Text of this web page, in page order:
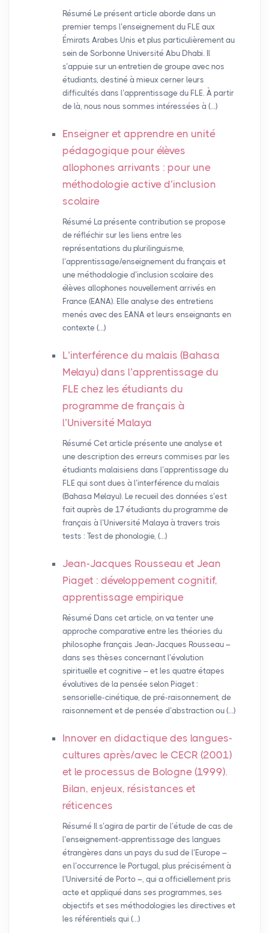
Résumé Le présent article aborde dans un
premier temps l’enseignement du FLE aux
Émirats Arabes Unis et plus particulièrement au
sein de Sorbonne Université Abu Dhabi. Il
s’appuie sur un entretien de groupe avec nos
étudiants, destiné à mieux cerner leurs
difficultés dans l’apprentissage du FLE. À partir
de là, nous nous sommes intéressées à (…)
Enseigner et apprendre en unité
pédagogique pour élèves
allophones arrivants : pour une
méthodologie active d’inclusion
scolaire
Résumé La présente contribution se propose
de réfléchir sur les liens entre les
représentations du plurilinguisme,
l’apprentissage/enseignement du français et
une méthodologie d’inclusion scolaire des
élèves allophones nouvellement arrivés en
France (EANA). Elle analyse des entretiens
menés avec des EANA et leurs enseignants en
contexte (…)
L’interférence du malais (Bahasa
Melayu) dans l’apprentissage du
FLE chez les étudiants du
programme de français à
l’Université Malaya
Résumé Cet article présente une analyse et
une description des erreurs commises par les
étudiants malaisiens dans l’apprentissage du
FLE qui sont dues à l’interférence du malais
(Bahasa Melayu). Le recueil des données s’est
fait auprès de 17 étudiants du programme de
français à l’Université Malaya à travers trois
tests : Test de phonologie, (…)
Jean-Jacques Rousseau et Jean
Piaget : développement cognitif,
apprentissage empirique
Résumé Dans cet article, on va tenter une
approche comparative entre les théories du
philosophe français Jean-Jacques Rousseau –
dans ses thèses concernant l’évolution
spirituelle et cognitive – et les quatre étapes
évolutives de la pensée selon Piaget :
sensorielle-cinétique, de pré-raisonnement, de
raisonnement et de pensée d’abstraction ou (…)
Innover en didactique des langues-
cultures après/avec le CECR (2001)
et le processus de Bologne (1999).
Bilan, enjeux, résistances et
réticences
Résumé Il s’agira de partir de l’étude de cas de
l’enseignement-apprentissage des langues
étrangères dans un pays du sud de l’Europe –
en l’occurrence le Portugal, plus précisément à
l’Université de Porto –, qui a officiellement pris
acte et appliqué dans ses programmes, ses
objectifs et ses méthodologies les directives et
les référentiels qui (…)